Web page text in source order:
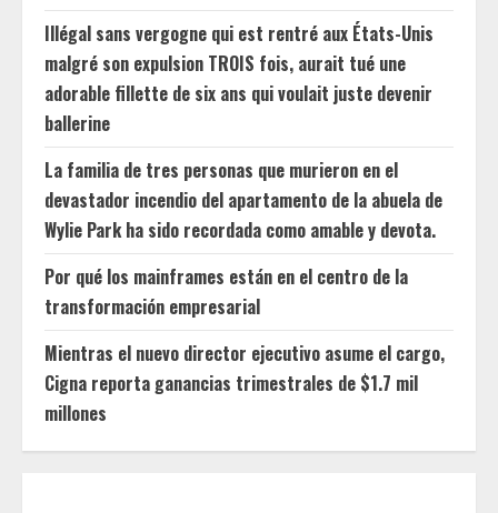
Illégal sans vergogne qui est rentré aux États-Unis
malgré son expulsion TROIS fois, aurait tué une
adorable fillette de six ans qui voulait juste devenir
ballerine
La familia de tres personas que murieron en el
devastador incendio del apartamento de la abuela de
Wylie Park ha sido recordada como amable y devota.
Por qué los mainframes están en el centro de la
transformación empresarial
Mientras el nuevo director ejecutivo asume el cargo,
Cigna reporta ganancias trimestrales de $1.7 mil
millones